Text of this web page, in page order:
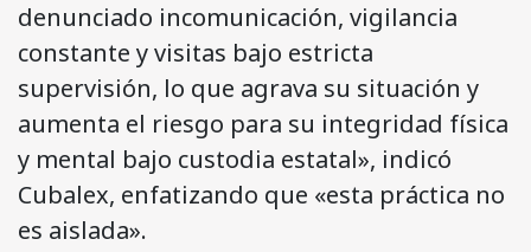
denunciado incomunicación, vigilancia
constante y visitas bajo estricta
supervisión, lo que agrava su situación y
aumenta el riesgo para su integridad física
y mental bajo custodia estatal», indicó
Cubalex, enfatizando que «esta práctica no
es aislada».